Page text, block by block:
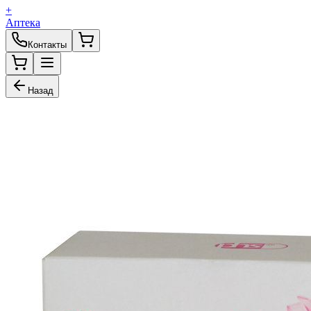
+
Аптека
Контакты
Назад